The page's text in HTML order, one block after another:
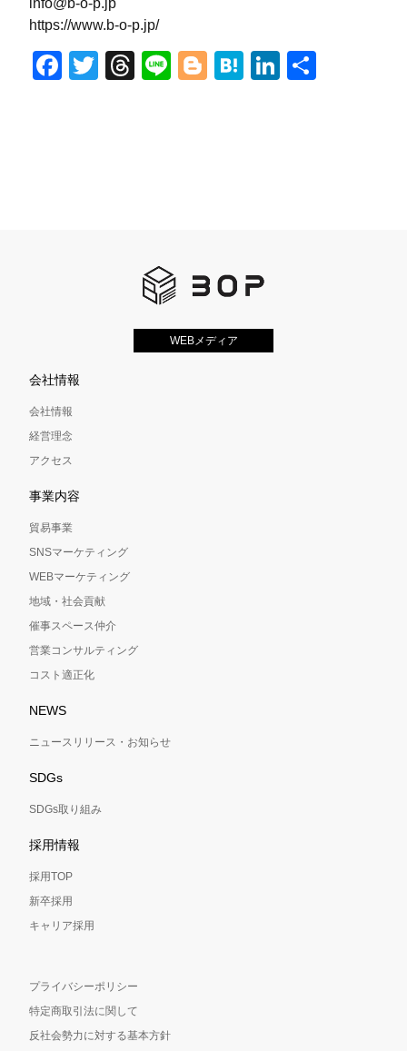
https://www.b-o-p.jp/
Facebook
Twitter
Threads
LineBlogger
HatenaLinkedIn
WEBメディア
会社情報
会社情報
経営理念
アクセス
事業内容
貿易事業
SNSマーケティング
WEBマーケティング
地域・社会貢献
催事スペース仲介
営業コンサルティング
コスト適正化
NEWS
ニュースリリース・お知らせ
SDGs
SDGs取り組み
採用情報
採用TOP
新卒採用
キャリア採用
プライバシーポリシー
特定商取引法に関して
反社会勢力に対する基本方針